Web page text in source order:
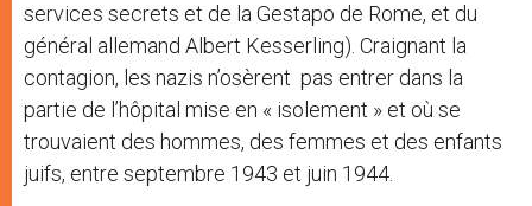
services secrets et de la Gestapo de Rome, et du
général allemand Albert Kesserling). Craignant la
contagion, les nazis n’osèrent pas entrer dans la
partie de l’hôpital mise en « isolement » et où se
trouvaient des hommes, des femmes et des enfants
juifs, entre septembre 1943 et juin 1944.